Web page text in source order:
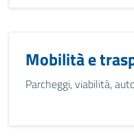
Mobilità e
Parcheggi, viabilità,